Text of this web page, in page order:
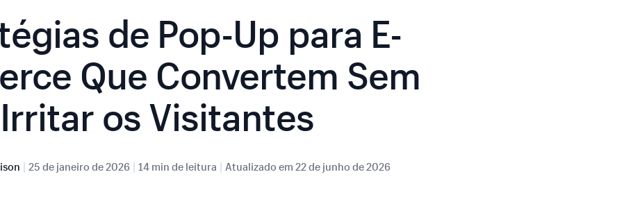
de Pop-Up para E-
Que Convertem Sem
Irritar os Visitantes
| 25 de janeiro de 2026 | 14 min de leitura | Atualizado em 22 de junho de 2026